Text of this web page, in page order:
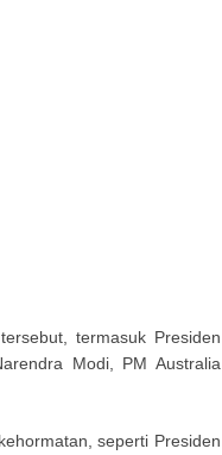
termasuk Presiden
Modi, PM Australia
seperti Presiden